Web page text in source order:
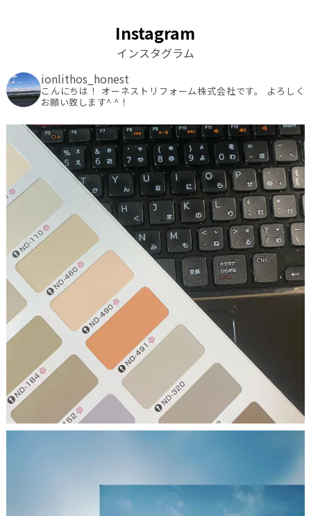
Instagram
インスタグラム
ionlithos_honest
こんにちは！ オーネストリフォーム株式会社です。
よろしく
お願い致します^ ^！